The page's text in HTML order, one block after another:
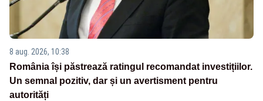
8 aug. 2026, 10:38
România își păstrează ratingul recomandat investițiilor.
Un semnal pozitiv, dar și un avertisment pentru
autorități